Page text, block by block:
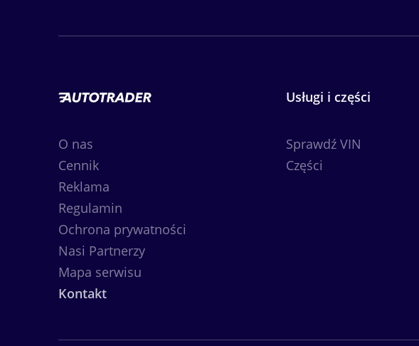
O nas
Cennik
Reklama
Regulamin
Ochrona prywatności
Nasi Partnerzy
Mapa serwisu
Kontakt
Usługi i części
Sprawdź VIN
Części